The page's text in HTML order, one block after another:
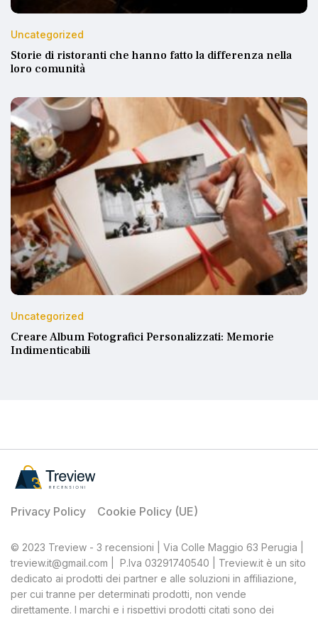
Uncategorized
Storie di ristoranti che hanno fatto la differenza nella
loro comunità
Uncategorized
Creare Album Fotografici Personalizzati: Memorie
Indimenticabili
Privacy Policy Cookie Policy (UE)
© 2023 Treview - 3 recensioni | Via Colle Maggio 63 Perugia |
treview.it@gmail.com | P.Iva 03291740540 | Treview.it è un sito
dedicato ai prodotti dei partner e alle soluzioni in affiliazione,
per cui tranne per determinati prodotti, non vende
direttamente. I marchi e i rispettivi prodotti citati sono dei